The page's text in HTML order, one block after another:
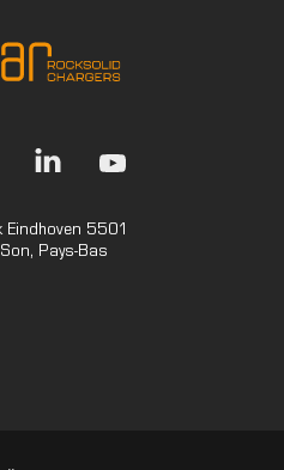
Eindhoven 5501
Pays-Bas